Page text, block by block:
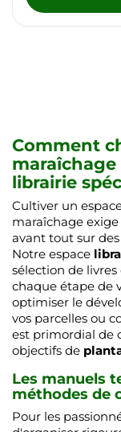
Comment
librairie
Cultiver un
maraîchage
avant tout sur des
Notre espace
sélection de
chaque étape de
optimiser le
vos parcelles ou
est primordial de
objectifs de
Les manuels
méthodes de
Pour les